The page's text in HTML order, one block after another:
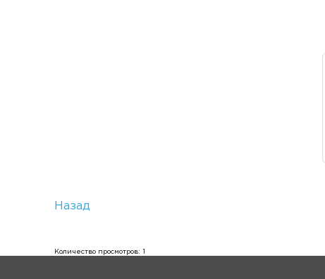
Назад
Количество просмотров: 1